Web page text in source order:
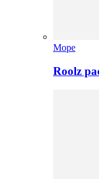
Море
Roolz